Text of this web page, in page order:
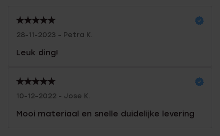
28-11-2023 - Petra K.
Leuk ding!
10-12-2022 - Jose K.
Mooi materiaal en snelle duidelijke levering